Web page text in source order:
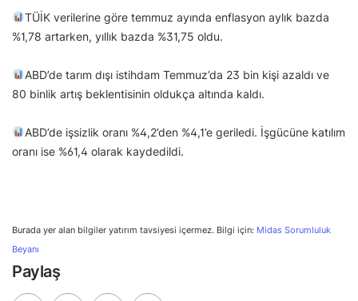
TÜİK verilerine göre temmuz ayında enflasyon aylık bazda
%1,78 artarken, yıllık bazda %31,75 oldu.
ABD’de tarım dışı istihdam Temmuz’da 23 bin kişi azaldı ve
80 binlik artış beklentisinin oldukça altında kaldı.
ABD’de işsizlik oranı %4,2’den %4,1’e geriledi. İşgücüne katılım
oranı ise %61,4 olarak kaydedildi.
Burada yer alan bilgiler yatırım tavsiyesi içermez. Bilgi için: Midas Sorumluluk
Beyanı
Paylaş